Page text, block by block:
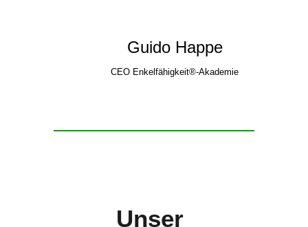
Guido Happe
CEO Enkelfähigkeit®-Akademie
Unser